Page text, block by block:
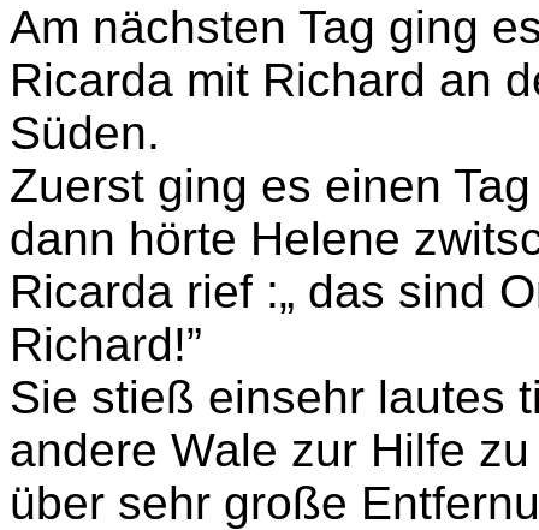
Am nächsten Tag ging
Ricarda mit Richard an
Süden.
Zuerst ging es einen
dann hörte Helene
Ricarda rief :„ das sind
Richard!”
Sie stieß einsehr lautes
andere Wale zur Hilfe
über sehr große